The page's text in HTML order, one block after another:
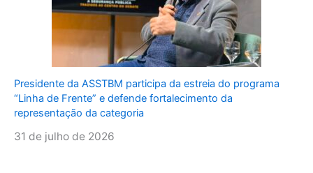
Presidente da ASSTBM participa da estreia do programa
“Linha de Frente” e defende fortalecimento da
representação da categoria
31 de julho de 2026